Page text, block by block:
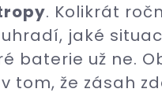
. Kolikrát
jaké
baterie už ne.
tom, že zásah